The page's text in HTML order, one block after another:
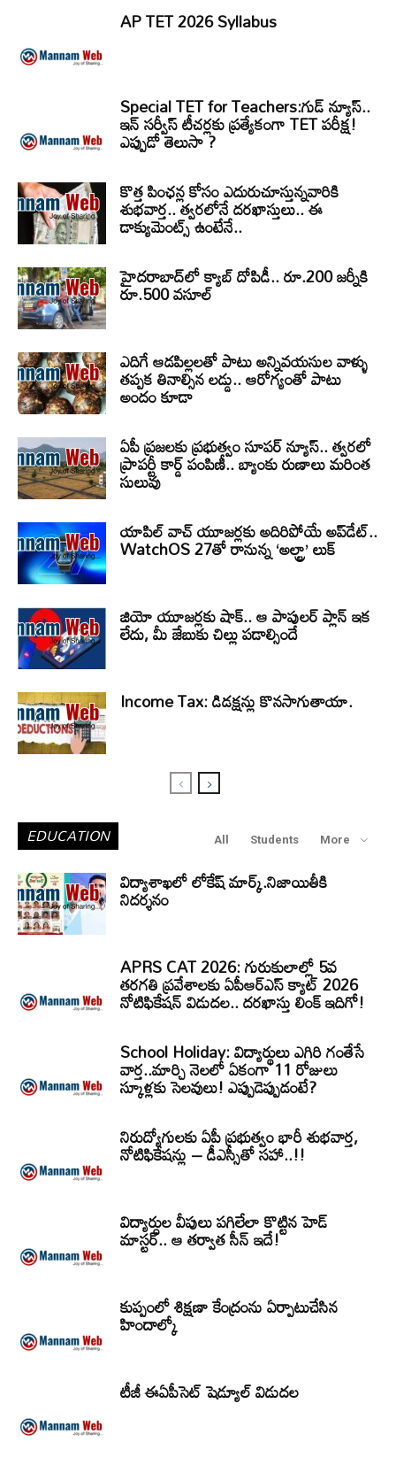
AP TET 2026 Syllabus
Special TET for Teachers:గుడ్ న్యూస్..
ఇన్ సర్వీస్ టీచర్లకు ప్రత్యేకంగా TET పరీక్ష!
ఎప్పుడో తెలుసా ?
కొత్త పింఛన్ల కోసం ఎదురుచూస్తున్నవారికి
శుభవార్త.. త్వరలోనే దరఖాస్తులు.. ఈ
డాక్యుమెంట్స్ ఉంటేనే..
హైదరాబాద్‌లో క్యాబ్‌ దోపిడీ.. రూ.200 జర్నీకి
రూ.500 వసూల్
ఎదిగే ఆడపిల్లలతో పాటు అన్నివయసుల వాళ్ళు
తప్పక తినాల్సిన లడ్డు.. ఆరోగ్యంతో పాటు
అందం కూడా
ఏపీ ప్రజలకు ప్రభుత్వం సూపర్ న్యూస్.. త్వరలో
ప్రాపర్టీ కార్డ్ పంపిణీ.. బ్యాంకు రుణాలు మరింత
సులువు
యాపిల్ వాచ్ యూజర్లకు అదిరిపోయే అప్‌డేట్..
WatchOS 27తో రానున్న ‘అల్ట్రా’ లుక్
జియో యూజర్లకు షాక్.. ఆ పాపులర్ ప్లాన్ ఇక
లేదు, మీ జేబుకు చిల్లు పడాల్సిందే
Income Tax: డిడక్షన్లు కొనసాగుతాయా.
EDUCATION All Students More
విద్యాశాఖలో లోకేష్ మార్క్.నిజాయితీకి
నిదర్శనం
APRS CAT 2026: గురుకులాల్లో 5వ
తరగతి ప్రవేశాలకు ఏపీఆర్‌ఎస్‌ క్యాట్‌ 2026
నోటిఫికేషన్‌ విడుదల.. దరఖాస్తు లింక్‌ ఇదిగో!
School Holiday: విద్యార్థులు ఎగిరి గంతేసే
వార్త..మార్చి నెలలో ఏకంగా 11 రోజులు
స్కూళ్లకు సెలవులు! ఎప్పుడెప్పుడంటే?
నిరుద్యోగులకు ఏపీ ప్రభుత్వం భారీ శుభవార్త,
నోటిఫికేషన్లు – డీఎస్సీతో సహా..!!
విద్యార్ధుల వీపులు పగిలేలా కొట్టిన హెడ్
మాస్టర్.. ఆ తర్వాత సీన్‌ ఇదే!
కుప్పంలో శిక్షణా కేంద్రంను ఏర్పాటుచేసిన
హిందాల్కో
టీజీ ఈఏపీసెట్‌ షెడ్యూల్‌ విడుదల